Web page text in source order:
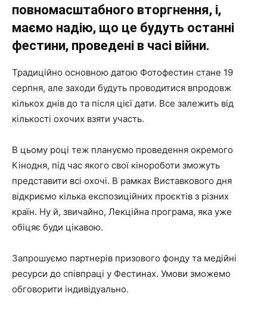
повномасштабного вторгнення, і,
маємо надію, що це будуть останні
фестини, проведені в часі війни.
Традиційно основною датою Фотофестин стане 19
серпня, але заходи будуть проводитися впродовж
кількох днів до та після цієї дати. Все залежить від
кількості охочих взяти участь.
В цьому році теж плануємо проведення окремого
Кінодня, під час якого свої кінороботи зможуть
представити всі охочі. В рамках Виставкового дня
відкриємо кілька експозиційних проєктів з різних
країн. Ну й, звичайно, Лекційна програма, яка уже
обіцяє буди цікавою.
Запрошуємо партнерів призового фонду та медійні
ресурси до співпраці у Фестинах. Умови зможемо
обговорити індивідуально.